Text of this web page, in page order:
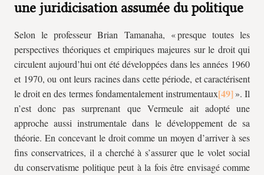
une juridicisation assumée du politique
Selon le professeur Brian Tamanaha, « presque toutes les
perspectives théoriques et empiriques majeures sur le droit qui
circulent aujourd’hui ont été développées dans les années 1960
et 1970, ou ont leurs racines dans cette période, et caractérisent
le droit en des termes fondamentalement instrumentaux
». Il
n’est donc pas surprenant que Vermeule ait adopté une
approche aussi instrumentale dans le développement de sa
théorie. En concevant le droit comme un moyen d’arriver à ses
fins conservatrices, il a cherché à s’assurer que le volet social
du conservatisme politique peut à la fois être envisagé comme